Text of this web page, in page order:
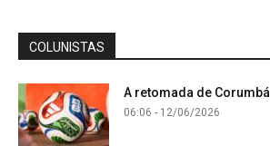
COLUNISTAS
A retomada de Corumbá
06:06 - 12/06/2026